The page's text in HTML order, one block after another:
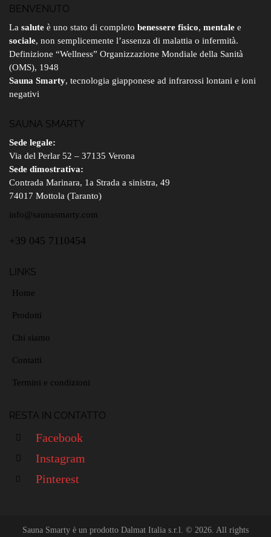
BENVENUTO
La salute è uno stato di completo benessere fisico, mentale e
sociale, non semplicemente l’assenza di malattia o infermità.
Definizione “Wellness” Organizzazione Mondiale della Sanità
(OMS), 1948
Sauna Smarty, tecnologia giapponese ad infrarossi lontani e ioni
negativi
SAUNA SMARTY
Sede legale:
Via del Perlar 52 – 37135 Verona
Sede dimostrativa:
Contrada Marinara, 1a Strada a sinistra, 49
74017 Mottola (Taranto)
info@saunasmarty.com
+39 045 7110454
LINKS
Home
Prodotti
Chi siamo
Contatti
Termini e condizioni
RESTA IN CONTATTO
Facebook
Instagram
Pinterest
Sauna Smarty è un prodotto Dalmat Italia s.r.l. © 2026. All rights